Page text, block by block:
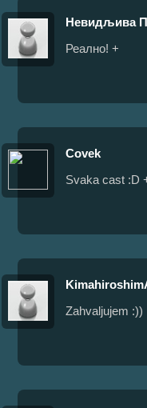
Невидљива
Реално! +
Covek
Svaka cast :D
Zahvaljujem :))